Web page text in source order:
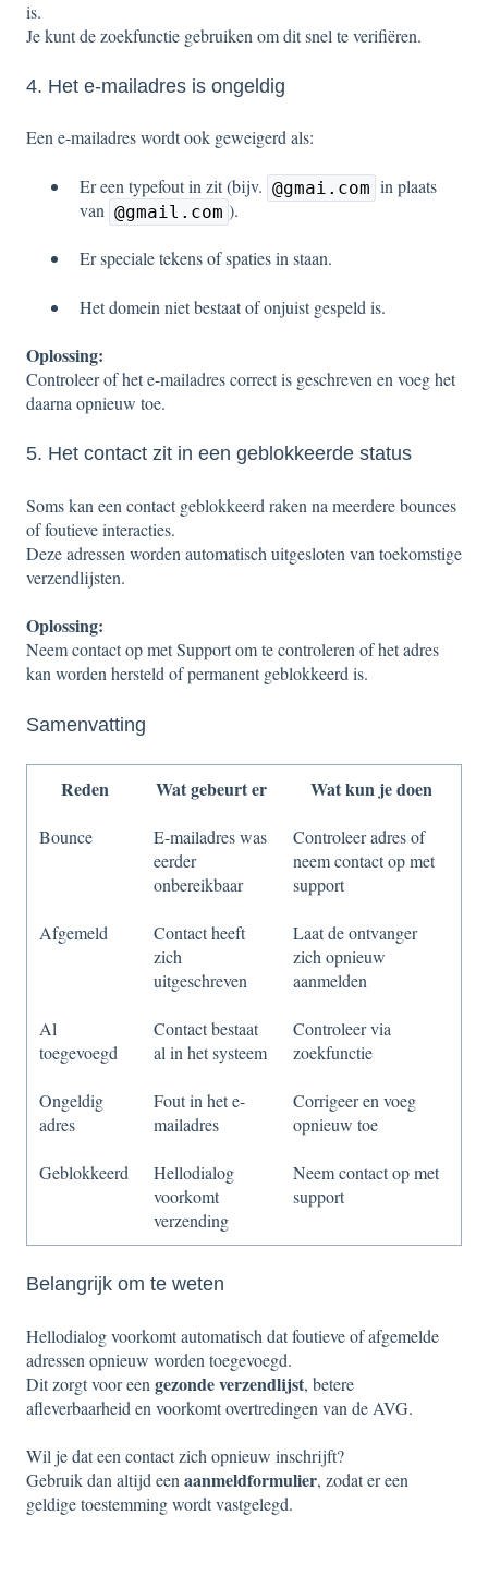
is.
Je kunt de zoekfunctie gebruiken om dit snel te verifiëren.
4. Het e-mailadres is ongeldig
Een e-mailadres wordt ook geweigerd als:
Er een typefout in zit (bijv. @gmai.com in plaats
van @gmail.com ).
Er speciale tekens of spaties in staan.
Het domein niet bestaat of onjuist gespeld is.
Oplossing:
Controleer of het e-mailadres correct is geschreven en voeg het
daarna opnieuw toe.
5. Het contact zit in een geblokkeerde status
Soms kan een contact geblokkeerd raken na meerdere bounces
of foutieve interacties.
Deze adressen worden automatisch uitgesloten van toekomstige
verzendlijsten.
Oplossing:
Neem contact op met Support om te controleren of het adres
kan worden hersteld of permanent geblokkeerd is.
Samenvatting
Reden Wat gebeurt er Wat kun je doen
Bounce
E-mailadres was
eerder
onbereikbaar
Controleer adres of
neem contact op met
support
Afgemeld
Contact heeft
zich
uitgeschreven
Laat de ontvanger
zich opnieuw
aanmelden
Al
toegevoegd
Contact bestaat
al in het systeem
Controleer via
zoekfunctie
Ongeldig
adres
Fout in het e-
mailadres
Corrigeer en voeg
opnieuw toe
Geblokkeerd
Hellodialog
voorkomt
verzending
Neem contact op met
support
Belangrijk om te weten
Hellodialog voorkomt automatisch dat foutieve of afgemelde
adressen opnieuw worden toegevoegd.
Dit zorgt voor een gezonde verzendlijst, betere
afleverbaarheid en voorkomt overtredingen van de AVG.
Wil je dat een contact zich opnieuw inschrijft?
Gebruik dan altijd een aanmeldformulier, zodat er een
geldige toestemming wordt vastgelegd.